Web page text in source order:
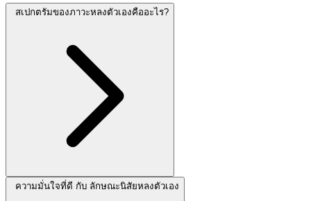
สเปกตรัมของภาวะหลงตัวเองคืออะไร?
ความมั่นใจที่ดี กับ ลักษณะนิสัยหลงตัวเอง